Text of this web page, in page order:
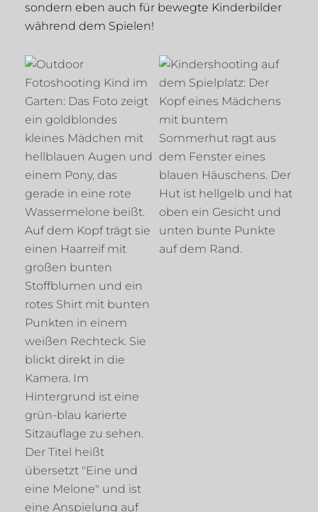
sondern eben auch für bewegte Kinderbilder
während dem Spielen!